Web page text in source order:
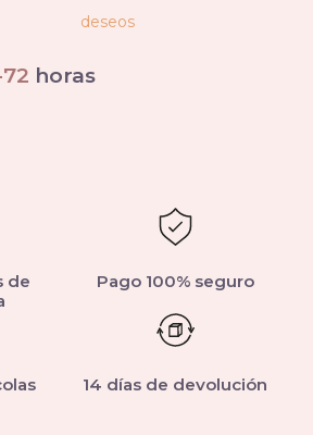
deseos
horas
de
Pago 100% seguro
14 días de devolución